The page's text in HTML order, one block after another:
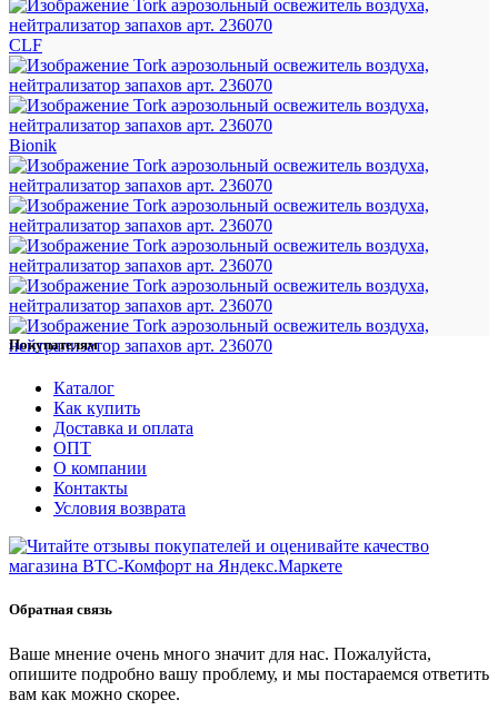
CLF
Bionik
Покупателям
Каталог
Как купить
Доставка и оплата
ОПТ
О компании
Контакты
Условия возврата
Обратная связь
Ваше мнение очень много значит для нас. Пожалуйста,
опишите подробно вашу проблему, и мы постараемся ответить
вам как можно скорее.